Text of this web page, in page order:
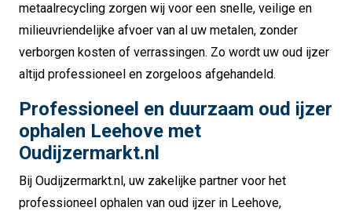
metaalrecycling zorgen wij voor een snelle, veilige en
milieuvriendelijke afvoer van al uw metalen, zonder
verborgen kosten of verrassingen. Zo wordt uw oud ijzer
altijd professioneel en zorgeloos afgehandeld.
Professioneel en duurzaam oud ijzer
ophalen Leehove met
Oudijzermarkt.nl
Bij Oudijzermarkt.nl, uw zakelijke partner voor het
professioneel ophalen van oud ijzer in Leehove,